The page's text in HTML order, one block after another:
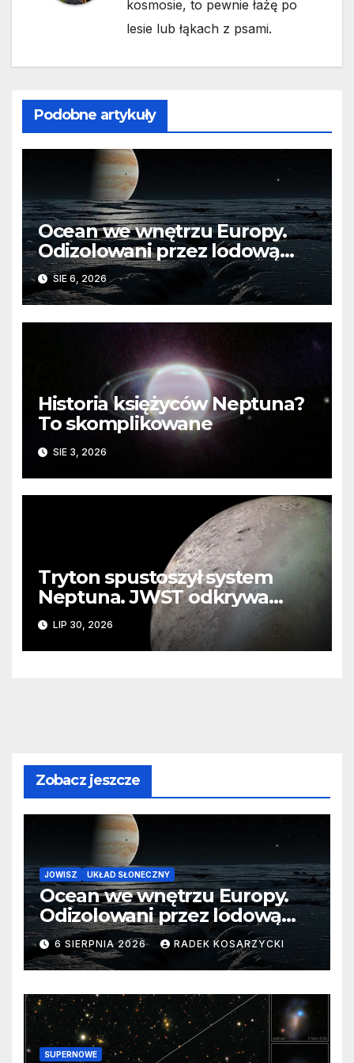
kosmosie, to pewnie łażę po
lesie lub łąkach z psami.
Podobne artykuły
Ocean we wnętrzu Europy.
Odizolowani przez lodową
barierę
SIE 6, 2026
Historia księżyców Neptuna?
To skomplikowane
SIE 3, 2026
Tryton spustoszył system
Neptuna. JWST odkrywa
ślady kosmicznej katastrofy i
zaginionego lodu
LIP 30, 2026
Zobacz jeszcze
JOWISZ UKŁAD SŁONECZNY
Ocean we wnętrzu Europy.
Odizolowani przez lodową
barierę
6 SIERPNIA 2026 RADEK KOSARZYCKI
SUPERNOWE